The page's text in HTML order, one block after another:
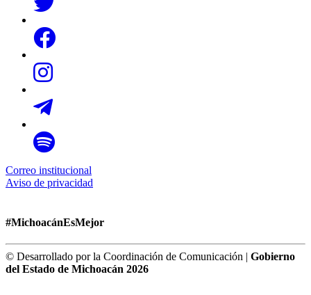
Correo institucional
Aviso de privacidad
#MichoacánEsMejor
© Desarrollado por la Coordinación de Comunicación | Gobierno
del Estado de Michoacán 2026